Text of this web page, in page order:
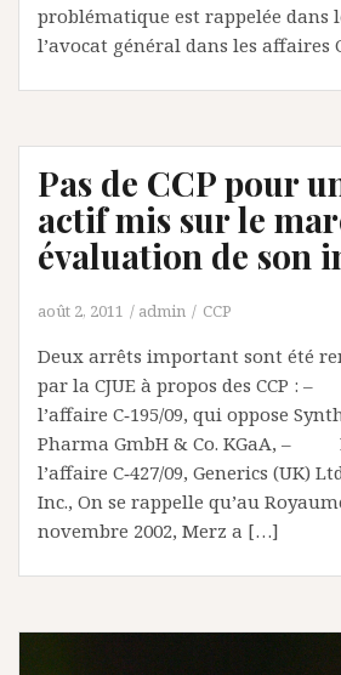
problématique est rappelée dans
l’avocat général dans les affaires
Pas de CCP pour
actif mis sur le
évaluation de son
août 2, 2011 admin CCP
Deux arrêts important sont été
par la CJUE à propos des CCP :
l’affaire C‑195/09, qui oppose
Pharma GmbH & Co. KGaA, –
l’affaire C‑427/09, Generics (UK)
Inc., On se rappelle qu’au
novembre 2002, Merz a […]